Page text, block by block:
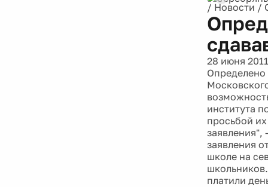
/ Новости /
28 июня 2011
Определено
института
просьбой
заявления",
заявления
школе на
платили